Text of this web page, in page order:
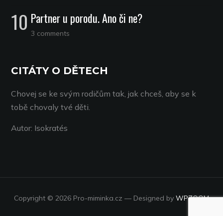
Partner u porodu. Ano či ne?
3 comments
CITÁTY O DĚTECH
Chovej se ke svým rodičům tak, jak chceš, aby se k
tobě chovaly tvé děti.
Autor: Isokratés
Copyright © 2026 Pro-miminka.cz — Designed by WPZOOM